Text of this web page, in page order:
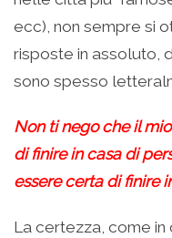
ecc), non sempre si
risposte in assoluto,
sono spesso
Non ti nego che il
di finire in casa di
essere certa di finire
La certezza, come in